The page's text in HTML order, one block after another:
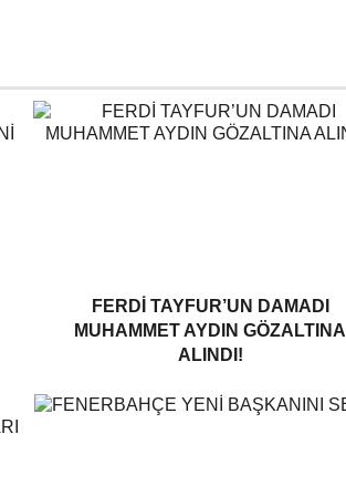
FERDI TAYFUR’UN DAMADI
MUHAMMET AYDIN GÖZALTINA
ALINDI!